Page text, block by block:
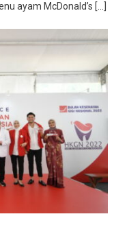
ayam McDonald’s […]